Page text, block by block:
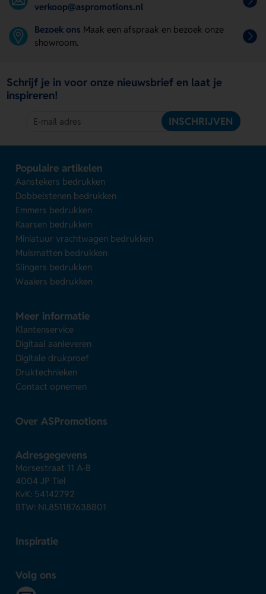
verkoop@aspromotions.nl
Bezoek ons Maak een afspraak en bezoek onze
showroom.
Schrijf je in voor onze nieuwsbrief en laat je
inspireren!
INSCHRIJVEN
Populaire artikelen
Aanstekers bedrukken
Dobbelstenen bedrukken
Emmers bedrukken
Kaarsen bedrukken
Miniatuur vrachtwagen bedrukken
Muismatten bedrukken
Slingers bedrukken
Waaiers bedrukken
Meer informatie
Klantenservice
Digitaal aanleveren
Digitale drukproef
Druktechnieken
Contact opnemen
Over ASPromotions
Adresgegevens
Morsestraat 11 A-B
4004 JP Tiel
KvK: 54142792
BTW: NL851187638B01
Inspiratie
Volg ons